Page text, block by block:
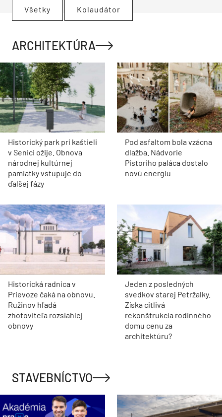
Všetky Kolaudátor
ARCHITEKTÚRA
Historický park pri kaštieli
v Senici ožije. Obnova
národnej kultúrnej
pamiatky vstupuje do
ďalšej fázy
Pod asfaltom bola vzácna
dlažba. Nádvorie
Pistoriho paláca dostalo
novú energiu
Historická radnica v
Prievoze čaká na obnovu.
Ružinov hľadá
zhotoviteľa rozsiahlej
obnovy
Jeden z posledných
svedkov starej Petržalky.
Získa citlivá
rekonštrukcia rodinného
domu cenu za
architektúru?
STAVEBNÍCTVO